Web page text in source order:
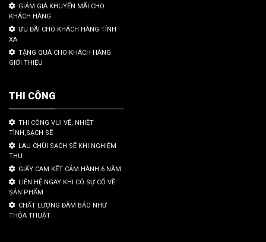
GIẢM GIÁ KHUYẾN MÃI CHO
KHÁCH HÀNG
ƯU ĐÃI CHO KHÁCH HÀNG TỈNH
XA
TẶNG QUÀ CHO KHÁCH HÀNG
GIỚI THIỆU
THI CÔNG
THI CÔNG VUI VẼ, NHIỆT
TÌNH,SẠCH SẼ
LAU CHÙI SẠCH SẼ KHI NGHIỆM
THU
GIẤY CAM KẾT CẢM HÀNH 6 NĂM
LIÊN HỆ NGAY KHI CÓ SỰ CỐ VỀ
SẢN PHẨM
CHẤT LƯỢNG ĐÀM BẢO NHƯ
THỎA THUẬT